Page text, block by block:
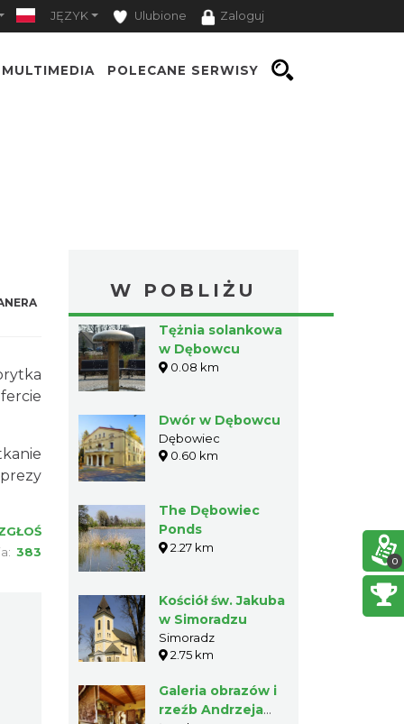
JĘZYK Ulubione Zaloguj
MULTIMEDIA POLECANE SERWISY
383
W POBLIŻU
Tężnia solankowa
w Dębowcu
0.08 km
Dwór w Dębowcu
Dębowiec
0.60 km
The Dębowiec
Ponds
2.27 km
Kościół św. Jakuba
w Simoradzu
Simoradz
2.75 km
Galeria obrazów i
rzeźb Andrzeja
0